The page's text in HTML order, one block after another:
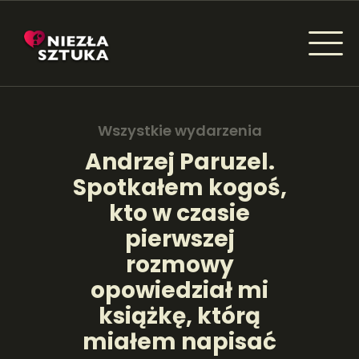
Wszystkie wydarzenia
Andrzej Paruzel.
Spotkałem kogoś,
kto w czasie
pierwszej
rozmowy
opowiedział mi
książkę, którą
miałem napisać
NIEZŁA SZTUKA - NEWSY
AKTUALNOŚCI
WYDARZENIA
ARTYKUŁY
INSPIRACJE
KSIĄŻKI